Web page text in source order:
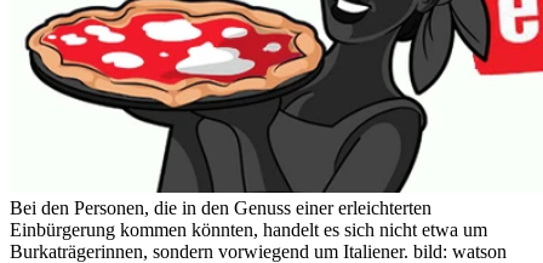
Bei den Personen, die in den Genuss einer erleichterten
Einbürgerung kommen könnten, handelt es sich nicht etwa um
Burkaträgerinnen, sondern vorwiegend um Italiener. bild: watson